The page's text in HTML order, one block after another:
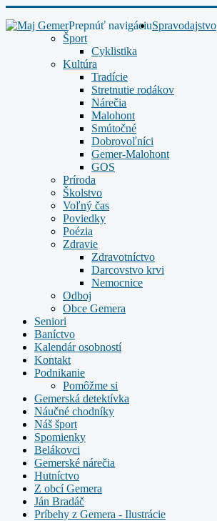
Prepnúť navigáciuSpravodajstvo
Šport
Cyklistika
Kultúra
Tradície
Stretnutie rodákov
Nárečia
Malohont
Smútočné
Dobrovoľníci
Gemer-Malohont
GOS
Príroda
Školstvo
Voľný čas
Poviedky
Poézia
Zdravie
Zdravotníctvo
Darcovstvo krvi
Nemocnice
Odboj
Obce Gemera
Seniori
Baníctvo
Kalendár osobností
Kontakt
Podnikanie
Pomôžme si
Gemerská detektívka
Náučné chodníky
Náš šport
Spomienky
Belákovci
Gemerské nárečia
Hutníctvo
Z obcí Gemera
Ján Bradáč
Príbehy z Gemera - Ilustrácie